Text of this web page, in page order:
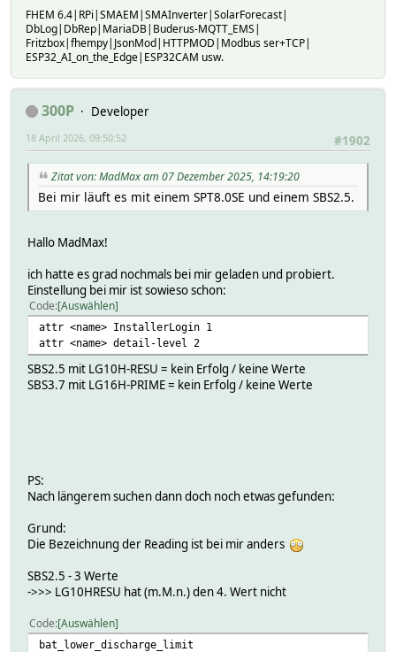
FHEM 6.4|RPi|SMAEM|SMAInverter|SolarForecast|
DbLog|DbRep|MariaDB|Buderus-MQTT_EMS|
Fritzbox|fhempy|JsonMod|HTTPMOD|Modbus ser+TCP|
ESP32_AI_on_the_Edge|ESP32CAM usw.
300P
Developer
#1902
18 April 2026, 09:50:52
Zitat von: MadMax am 07 Dezember 2025, 14:19:20
Bei mir läuft es mit einem SPT8.0SE und einem SBS2.5.
Hallo MadMax!
ich hatte es grad nochmals bei mir geladen und probiert.
Einstellung bei mir ist sowieso schon:
Code Auswählen
attr <name> InstallerLogin 1
attr <name> detail-level 2
SBS2.5 mit LG10H-RESU = kein Erfolg / keine Werte
SBS3.7 mit LG16H-PRIME = kein Erfolg / keine Werte
PS:
Nach längerem suchen dann doch noch etwas gefunden:
Grund:
Die Bezeichnung der Reading ist bei mir anders
SBS2.5 - 3 Werte
->>> LG10HRESU hat (m.M.n.) den 4. Wert nicht
Code Auswählen
bat_lower_discharge_limit